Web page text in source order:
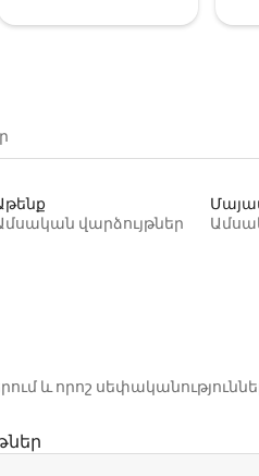
վարձույթներ
և որոշ